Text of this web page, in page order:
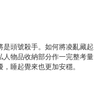
頭號殺手。如何將凌亂藏
物品收納部分作一完整考
睡起覺來也更加安穩。